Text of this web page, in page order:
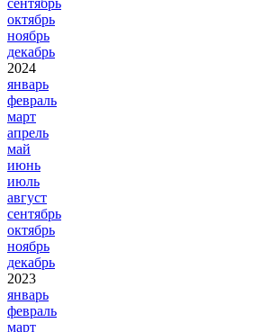
сентябрь
октябрь
ноябрь
декабрь
2024
январь
февраль
март
апрель
май
июнь
июль
август
сентябрь
октябрь
ноябрь
декабрь
2023
январь
февраль
март